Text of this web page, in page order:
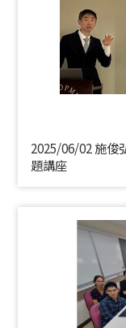
2025/06/02 施俊
題講座